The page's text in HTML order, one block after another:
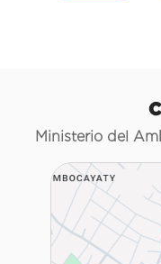
Ministerio del